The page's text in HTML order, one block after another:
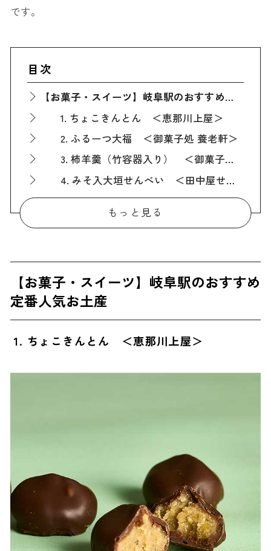
です。
目次
【お菓子・スイーツ】岐阜駅のおすすめ定番人気お土産
1. ちょこきんとん ＜恵那川上屋＞
2. ふるーつ大福 ＜御菓子処 養老軒＞
3. 柿羊羹（竹容器入り） ＜御菓子つちや＞
4. みそ入大垣せんべい ＜田中屋せんべい総本家＞
5. 雪たる満・都鳥 ＜奈良屋本店＞
6. 松風 ＜長崎屋本店＞
【お菓子・スイーツ以外】岐阜駅のおすすめ定番人気お土産
8. ご飯にかける飛騨牛ハンバ具ー ＜飛騨ハム＞
10. 純米吟醸 豊臣秀吉 ＜日本泉酒造＞
11. あゆピー ＜大地のおやつ＞
もっと見る
【お菓子・スイーツ】岐阜駅のおすすめ
定番人気お土産
1. ちょこきんとん ＜恵那川上屋＞